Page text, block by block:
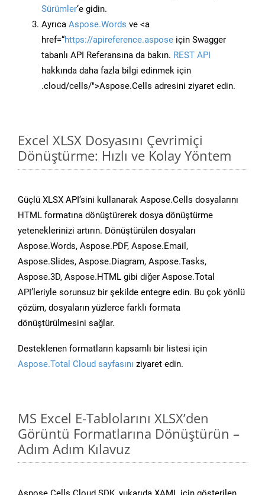
Sürümler‘e gidin.
Ayrıca Aspose.Words ve <a
href=“https://apireference.aspose için Swagger
tabanlı API Referansına da bakın. REST API
hakkında daha fazla bilgi edinmek için
.cloud/cells/">Aspose.Cells adresini ziyaret edin.
Excel XLSX Dosyasını Çevrimiçi
Dönüştürme: Hızlı ve Kolay Yöntem
Güçlü XLSX API’sini kullanarak Aspose.Cells dosyalarını
HTML formatına dönüştürerek dosya dönüştürme
yeteneklerinizi artırın. Dönüştürülen dosyaları
Aspose.Words, Aspose.PDF, Aspose.Email,
Aspose.Slides, Aspose.Diagram, Aspose.Tasks,
Aspose.3D, Aspose.HTML gibi diğer Aspose.Total
API’leriyle sorunsuz bir şekilde entegre edin. Bu çok yönlü
çözüm, dosyaların yüzlerce farklı formata
dönüştürülmesini sağlar.
Desteklenen formatların kapsamlı bir listesi için
Aspose.Total Cloud sayfasını ziyaret edin.
MS Excel E-Tablolarını XLSX’den
Görüntü Formatlarına Dönüştürün –
Adım Adım Kılavuz